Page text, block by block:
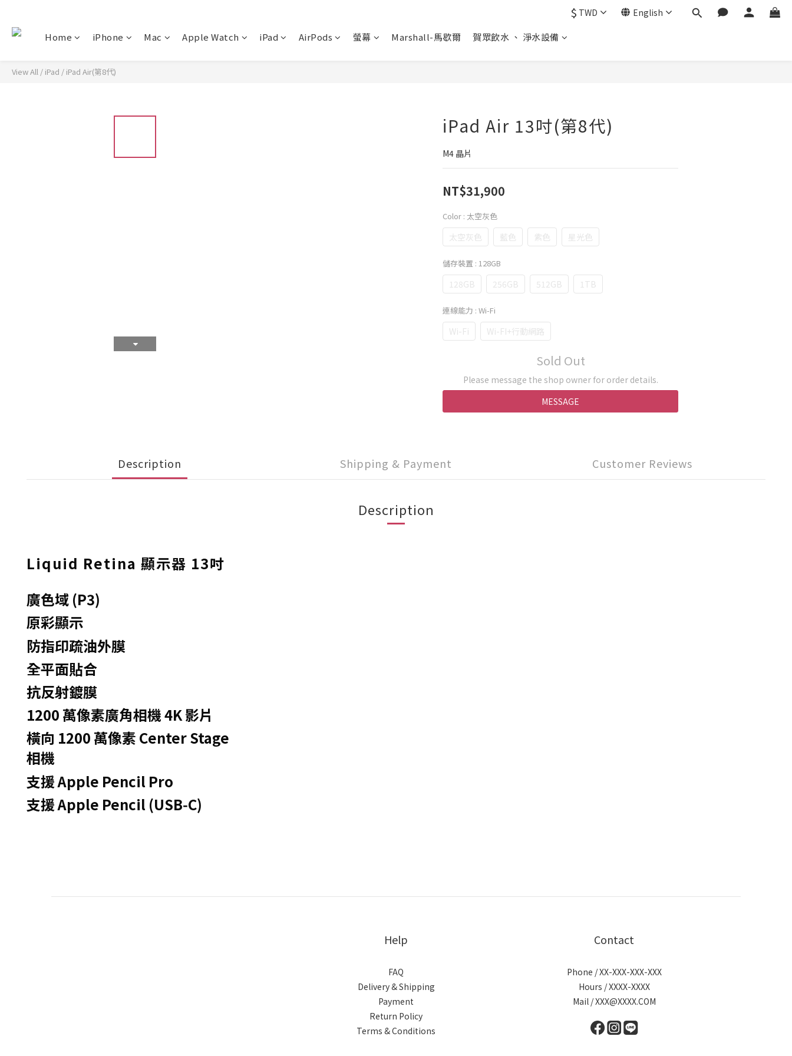
$ TWD English
Home iPhone Mac Apple Watch iPad AirPods 螢幕 Marshall-馬歇爾 賀眾飲水 、 淨水設備
View All / iPad / iPad Air(第8代)
iPad Air 13吋(第8代)
M4 晶片
NT$31,900
Color : 太空灰色
太空灰色 藍色 紫色 星光色
儲存裝置 : 128GB
128GB 256GB 512GB 1TB
連線能力 : Wi-Fi
Wi-Fi Wi-FI+行動網路
Sold Out
Please message the shop owner for order details.
MESSAGE
Description Shipping & Payment Customer Reviews
Description
Liquid Retina 顯示器 13吋
廣色域 (P3)
原彩顯示
防指印疏油外膜
全平面貼合
抗反射鍍膜
1200 萬像素廣角相機4K 影片
橫向 1200 萬像素 Center Stage
相機
支援 Apple Pencil Pro
支援 Apple Pencil (USB‑C)
Help
FAQ
Delivery & Shipping
Payment
Return Policy
Terms & Conditions
Contact
Phone / XX-XXX-XXX-XXX
Hours / XXXX-XXXX
Mail / XXX@XXXX.COM